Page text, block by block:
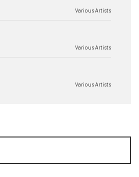
Various Artists
Various Artists
Various Artists